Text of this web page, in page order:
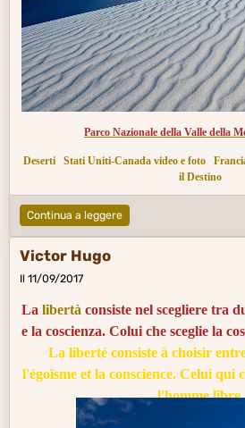
Parco Nazionale della Valle della
Deserti Stati Uniti-Canada video e foto
il Destino
Continua a leggere
Victor Hugo
Il 11/09/2017
La libertà consiste nel scegliere tra
e la coscienza. Colui che sceglie la
La liberté consiste à choisir
l'égoïsme et la conscience. Celui qui
l'homme libre.